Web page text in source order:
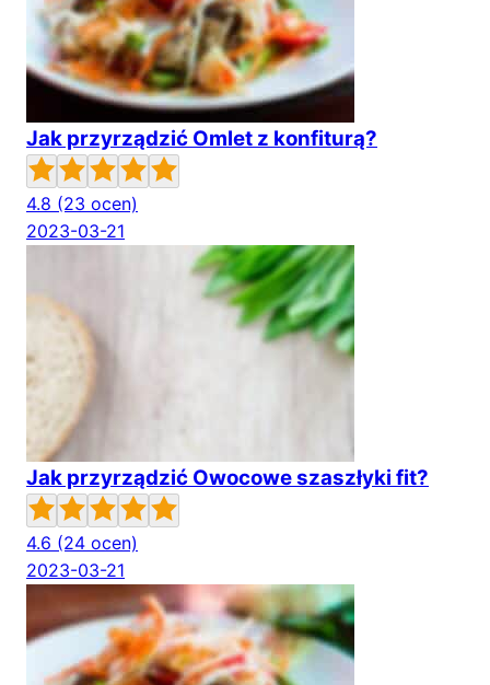
Jak przyrządzić Omlet z konfiturą?
4.8 (23 ocen)
2023-03-21
Jak przyrządzić Owocowe szaszłyki fit?
4.6 (24 ocen)
2023-03-21